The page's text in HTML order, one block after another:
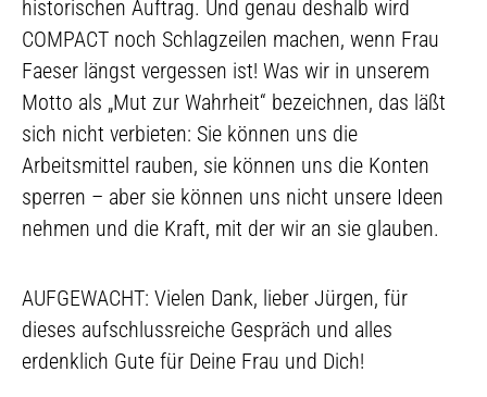
historischen Auftrag. Und genau deshalb wird
COMPACT noch Schlagzeilen machen, wenn Frau
Faeser längst vergessen ist! Was wir in unserem
Motto als „Mut zur Wahrheit“ bezeichnen, das läßt
sich nicht verbieten: Sie können uns die
Arbeitsmittel rauben, sie können uns die Konten
sperren – aber sie können uns nicht unsere Ideen
nehmen und die Kraft, mit der wir an sie glauben.
AUFGEWACHT: Vielen Dank, lieber Jürgen, für
dieses aufschlussreiche Gespräch und alles
erdenklich Gute für Deine Frau und Dich!